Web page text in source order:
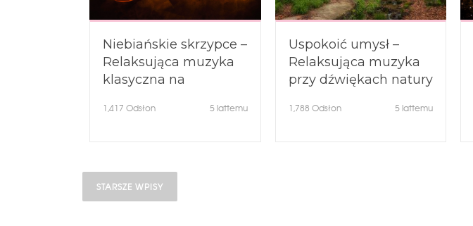
Niebiańskie skrzypce –
Relaksująca muzyka
klasyczna na
na skrzypcach
1,417 Odsłon 5 lattemu
Uspokoić umysł –
Relaksująca muzyka
przy dźwiękach natury
1,788 Odsłon 5 lattemu
Nawigacja po wpisach
STARSZE WPISY